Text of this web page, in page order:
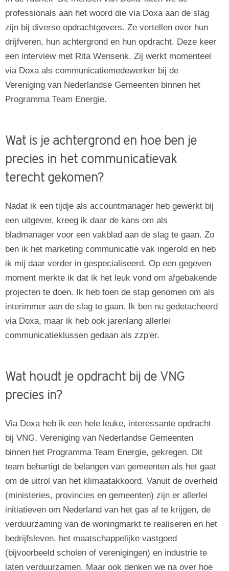
Vacatures
Human resource
Over Doxa Human Resource
Vacatures
Detachering binnen HR
professionals aan het woord die via Doxa aan de slag
zijn bij diverse opdrachtgevers. Ze vertellen over hun
drijfveren, hun achtergrond en hun opdracht. Deze keer
een interview met Rita Wensenk. Zij werkt momenteel
via Doxa als communicatiemedewerker bij de
Vereniging van Nederlandse Gemeenten binnen het
Programma Team Energie.
Wat is je achtergrond en hoe ben je
precies in het communicatievak
terecht gekomen?
Nadat ik een tijdje als accountmanager heb gewerkt bij
een uitgever, kreeg ik daar de kans om als
bladmanager voor een vakblad aan de slag te gaan. Zo
ben ik het marketing communicatie vak ingerold en heb
ik mij daar verder in gespecialiseerd. Op een gegeven
moment merkte ik dat ik het leuk vond om afgebakende
projecten te doen. Ik heb toen de stap genomen om als
interimmer aan de slag te gaan. Ik ben nu gedetacheerd
via Doxa, maar ik heb ook jarenlang allerlei
communicatieklussen gedaan als zzp'er.
Wat houdt je opdracht bij de VNG
precies in?
Via Doxa heb ik een hele leuke, interessante opdracht
bij VNG, Vereniging van Nederlandse Gemeenten
binnen het Programma Team Energie, gekregen. Dit
team behartigt de belangen van gemeenten als het gaat
om de uitrol van het klimaatakkoord. Vanuit de overheid
(ministeries, provincies en gemeenten) zijn er allerlei
initiatieven om Nederland van het gas af te krijgen, de
verduurzaming van de woningmarkt te realiseren en het
bedrijfsleven, het maatschappelijke vastgoed
(bijvoorbeeld scholen of verenigingen) en industrie te
laten verduurzamen. Maar ook denken we na over hoe